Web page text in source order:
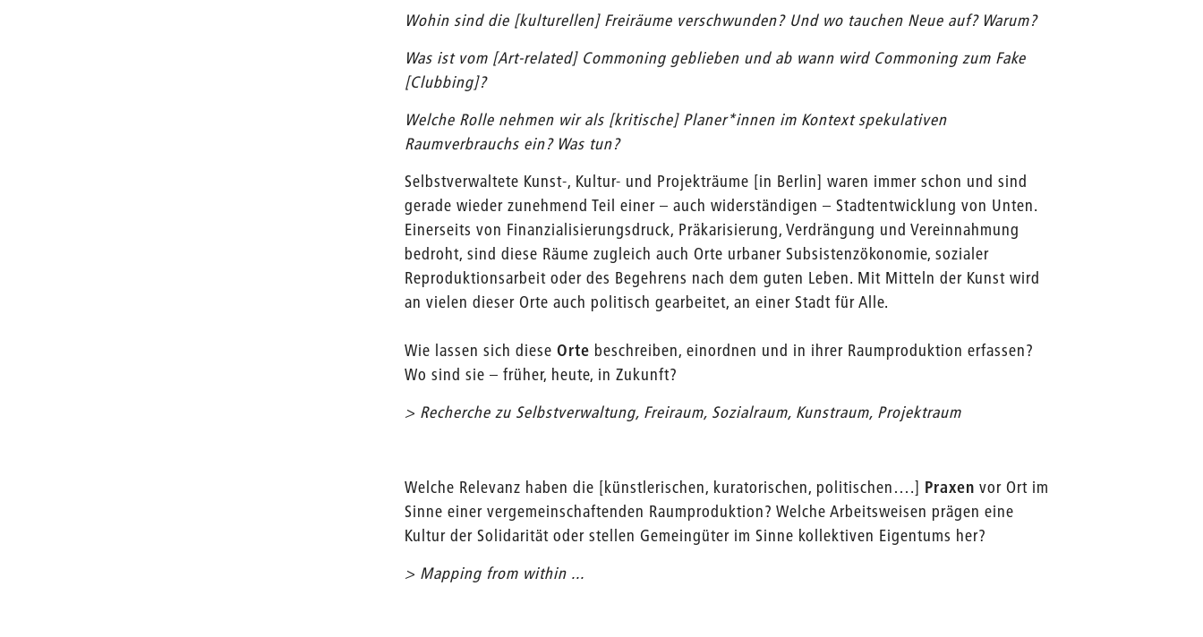
Wohin sind die [kulturellen] Freiräume verschwunden? Und wo tauchen Neue auf? Warum?
Was ist vom [Art-related] Commoning geblieben und ab wann wird Commoning zum Fake
[Clubbing]?
Welche Rolle nehmen wir als [kritische] Planer*innen im Kontext spekulativen
Raumverbrauchs ein? Was tun?
Selbstverwaltete Kunst-, Kultur- und Projekträume [in Berlin] waren immer schon und sind
gerade wieder zunehmend Teil einer – auch widerständigen – Stadtentwicklung von Unten.
Einerseits von Finanzialisierungsdruck, Präkarisierung, Verdrängung und Vereinnahmung
bedroht, sind diese Räume zugleich auch Orte urbaner Subsistenzökonomie, sozialer
Reproduktionsarbeit oder des Begehrens nach dem guten Leben. Mit Mitteln der Kunst wird
an vielen dieser Orte auch politisch gearbeitet, an einer Stadt für Alle.
Wie lassen sich dieseOrte beschreiben, einordnen und in ihrer Raumproduktion erfassen?
Wo sind sie – früher, heute, in Zukunft?
> Recherche zu Selbstverwaltung, Freiraum, Sozialraum, Kunstraum, Projektraum
Welche Relevanz haben die [künstlerischen, kuratorischen, politischen….] Praxen vor Ort im
Sinne einer vergemeinschaftenden Raumproduktion? Welche Arbeitsweisen prägen eine
Kultur der Solidarität oder stellen Gemeingüter im Sinne kollektiven Eigentums her?
> Mapping from within ...